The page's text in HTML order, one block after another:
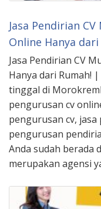
Jasa Pendirian
Online Hanya dari
Jasa Pendirian CV
Hanya dari Rumah! |
tinggal di
pengurusan cv
pengurusan cv,
pengurusan
Anda sudah berada
merupakan agensi